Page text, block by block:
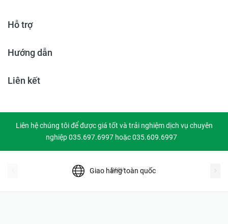
Hỗ trợ
Hướng dẫn
Liên kết
Liên hệ chúng tôi để được giá tốt và trải nghiệm dịch vụ chuyên
nghiệp 035.697.6997 hoặc 035.609.6997
Giao hàng toàn quốc
prev